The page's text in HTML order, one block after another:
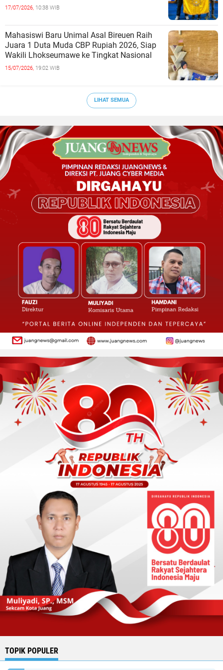
17/07/2026, 10:38 WIB
Mahasiswi Baru Unimal Asal Bireuen Raih
Juara 1 Duta Muda CBP Rupiah 2026, Siap
Wakili Lhokseumawe ke Tingkat Nasional
15/07/2026, 19:02 WIB
LIHAT SEMUA
TOPIK POPULER